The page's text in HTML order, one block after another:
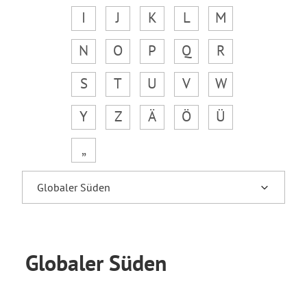
I
J K L
M
N
O P Q
R
S
T U V
W
Y
Z Ä Ö
Ü
„
Globaler Süden